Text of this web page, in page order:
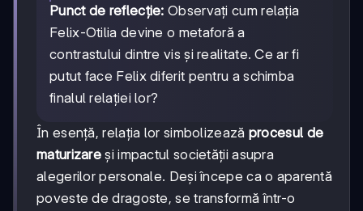
Punct de reflecție: Observați cum relația
Felix-Otilia devine o metaforă a
contrastului dintre vis și realitate. Ce ar fi
putut face Felix diferit pentru a schimba
finalul relației lor?
În esență, relația lor simbolizează procesul de
maturizare și impactul societății asupra
alegerilor personale. Deși începe ca o aparentă
poveste de dragoste, se transformă într-o